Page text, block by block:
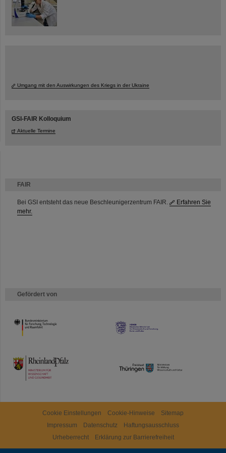
FAIR
Bei GSI entsteht das neue Beschleunigerzentrum FAIR.
Erfahren Sie
mehr.
Gefördert von
HMWK
TMWWDG
Umgang mit den Auswirkungen des Kriegs in der Ukraine
GSI-FAIR Kolloquium
Aktuelle Termine
Cookie Einstellungen Cookie-Hinweise
Sitemap
Impressum
Datenschutz
Haftungsausschluss
Urheberrecht
Erklärung zur Barrierefreiheit